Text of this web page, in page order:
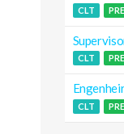
CLT
CLT
CLT